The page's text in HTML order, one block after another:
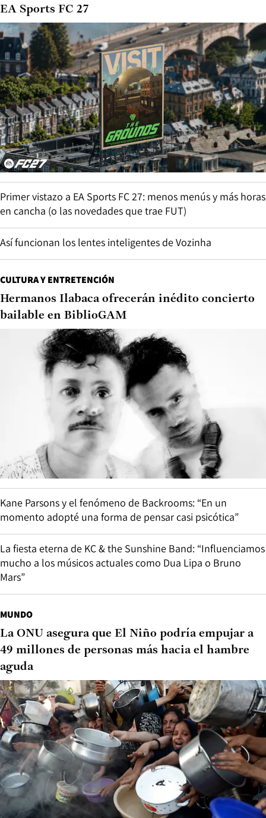
EA Sports FC 27
Primer vistazo a EA Sports FC 27: menos menús y más horas
en cancha (o las novedades que trae FUT)
Así funcionan los lentes inteligentes de Vozinha
CULTURA Y ENTRETENCIÓN
Hermanos Ilabaca ofrecerán inédito concierto
bailable en BiblioGAM
Kane Parsons y el fenómeno de Backrooms: “En un
momento adopté una forma de pensar casi psicótica”
La fiesta eterna de KC & the Sunshine Band: “Influenciamos
mucho a los músicos actuales como Dua Lipa o Bruno
Mars”
MUNDO
La ONU asegura que El Niño podría empujar a
49 millones de personas más hacia el hambre
aguda